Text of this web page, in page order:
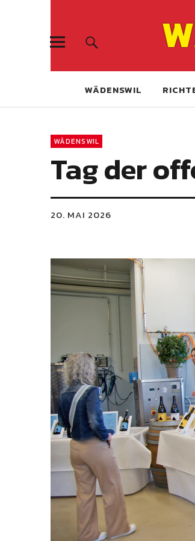
WÄDENSWIL
WÄDENSWIL
Tag der
20. MAI 2026